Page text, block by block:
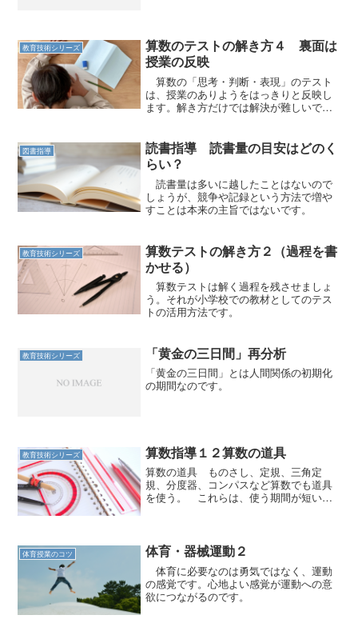
心して、フォームに意識...
教育技術シリーズ
算数のテストの解き方４ 裏面は
授業の反映
算数の「思考・判断・表現」のテスト
は、授業のありようをはっきりと反映し
ます。解き方だけでは解決が難しいで
図書指導
読書指導 読書量の目安はどのく
らい？
読書量は多いに越したことはないので
しょうが、競争や記録という方法で増や
すことは本来の主旨ではないです。
教育技術シリーズ
算数テストの解き方２（過程を書
かせる）
算数テストは解く過程を残させましょ
う。それが小学校での教材としてのテス
トの活用方法です。
教育技術シリーズ 「黄金の三日間」再分析
「黄金の三日間」とは人間関係の初期化
の期間なのです。
教育技術シリーズ 算数指導１２算数の道具
算数の道具 ものさし、定規、三角定
規、分度器、コンパスなど算数でも道具
を使う。 これらは、使う期間が短い。
るように指導する。 できれ...
体育授業のコツ 体育・器械運動２
体育に必要なのは勇気ではなく、運動
の感覚です。心地よい感覚が運動への意
欲につながるのです。